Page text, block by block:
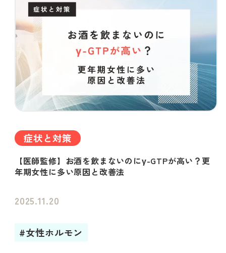
症状と対策
【医師監修】お酒を飲まないのにγ-GTPが高い？更
年期女性に多い原因と改善法
2025.11.20
#女性ホルモン